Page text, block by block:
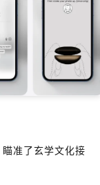
准了玄学文化接